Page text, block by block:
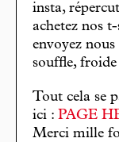
insta,
achetez nos
envoyez
souffle, froide
Tout cela se
ici : PAGE
Merci mille